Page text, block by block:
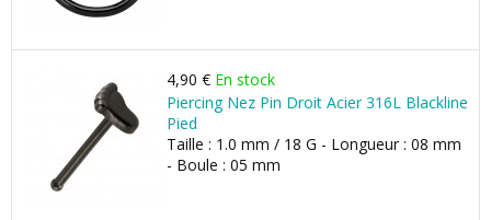
4,90 € En stock
Piercing Nez Pin Droit Acier 316L Blackline
Pied
Taille : 1.0 mm / 18 G - Longueur : 08 mm
- Boule : 05 mm